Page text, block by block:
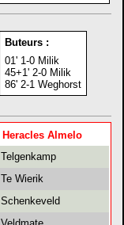
Buteurs :
01' 1-0 Milik
45+1' 2-0 Milik
86' 2-1 Weghorst
Heracles Almelo
Telgenkamp
Te Wierik
Schenkeveld